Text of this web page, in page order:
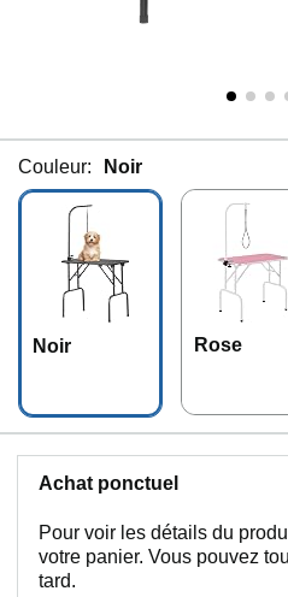
Couleur: Noir
Noir Rose
Achat ponctuel
Pour voir les détails du
votre panier. Vous pouvez
tard.